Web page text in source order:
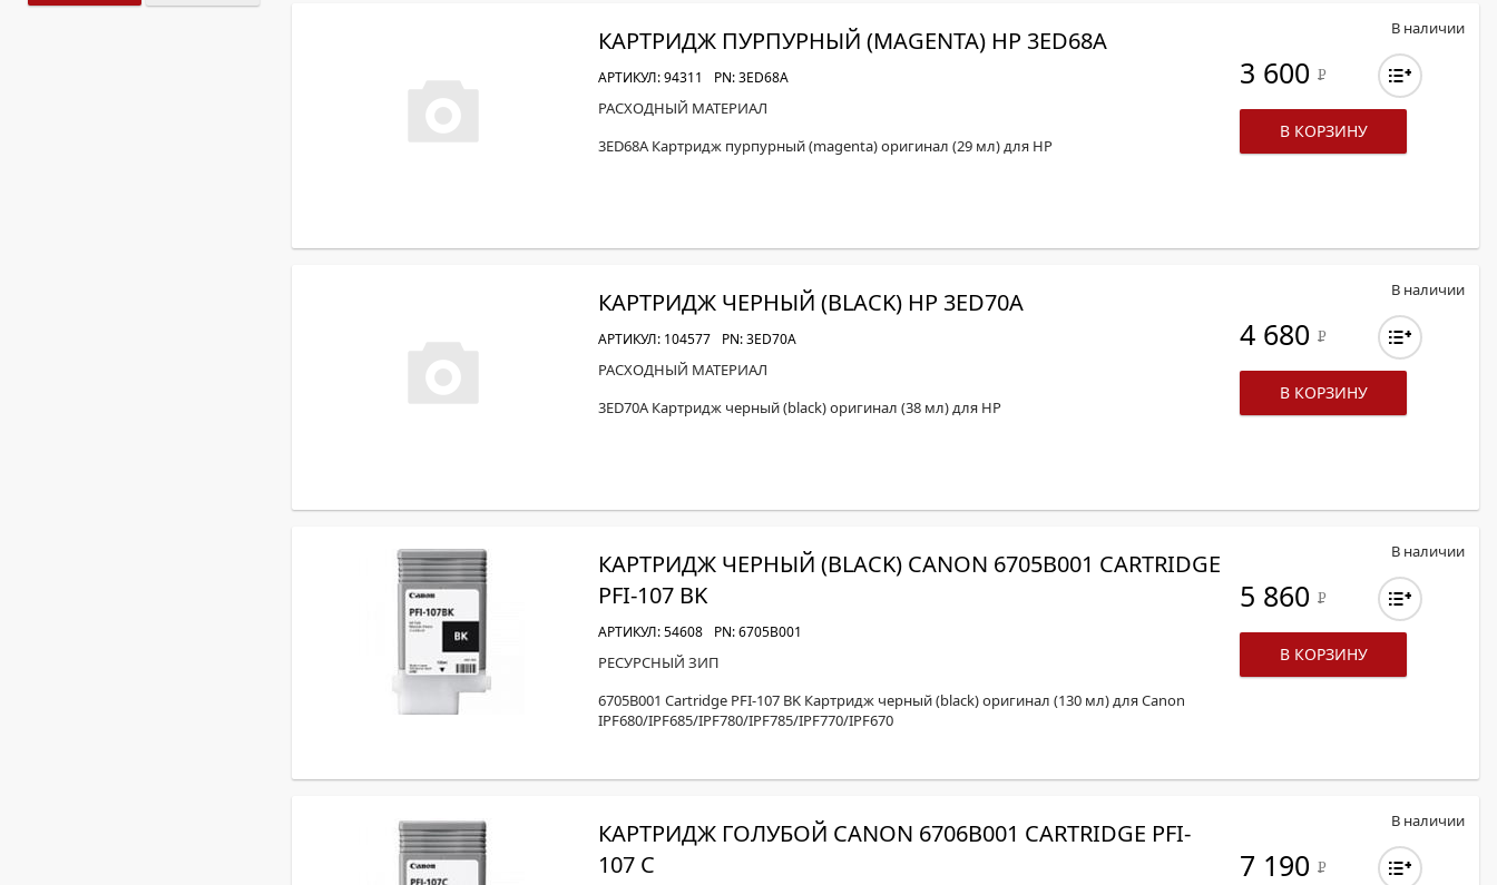
КАРТРИДЖ ПУРПУРНЫЙ (MAGENTA) HP 3ED68A
АРТИКУЛ: 94311 PN: 3ED68A
РАСХОДНЫЙ МАТЕРИАЛ
3ED68A Картридж пурпурный (magenta) оригинал (29 мл) для HP
В наличии
3 600Р
В КОРЗИНУ
КАРТРИДЖ ЧЕРНЫЙ (BLACK) HP 3ED70A
АРТИКУЛ: 104577 PN: 3ED70A
РАСХОДНЫЙ МАТЕРИАЛ
3ED70A Картридж черный (black) оригинал (38 мл) для HP
В наличии
4 680Р
В КОРЗИНУ
КАРТРИДЖ ЧЕРНЫЙ (BLACK) CANON 6705B001 CARTRIDGE
PFI-107 BK
АРТИКУЛ: 54608 PN: 6705B001
РЕСУРСНЫЙ ЗИП
6705B001 Cartridge PFI-107 BK Картридж черный (black) оригинал (130 мл) для Canon
IPF680/IPF685/IPF780/IPF785/IPF770/IPF670
В наличии
5 860Р
В КОРЗИНУ
КАРТРИДЖ ГОЛУБОЙ CANON 6706B001 CARTRIDGE PFI-
107 C
В наличии
7 190Р